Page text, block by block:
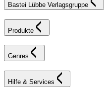
Bastei Lübbe Verlagsgruppe
Produkte
Genres
Hilfe & Services